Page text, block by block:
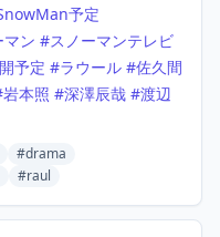
予定
マン #スノーマンテレビ
予定 #ラウール #佐久間
岩本照 #深澤辰哉 #渡辺
#drama
#raul